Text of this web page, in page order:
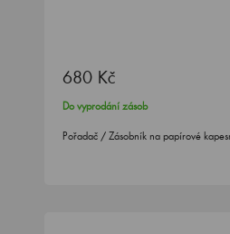
680 Kč
Do vyprodání zásob
Pořadač / Zásobník na papírové